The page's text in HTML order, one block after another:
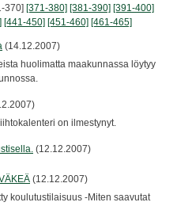
370] [371-380] [381-390] [391-400]
[441-450] [451-460] [461-465]
(14.12.2007)
huolimatta maakunnassa löytyy
on ilmestynyt.
(12.12.2007)
(12.12.2007)
koulutustilaisuus -Miten saavutat